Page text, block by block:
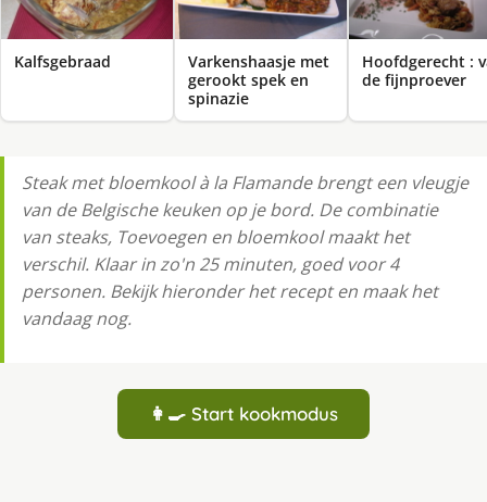
Kalfsgebraad
Varkenshaasje met
gerookt spek en
spinazie
Hoofdgerecht :
de fijnproever
Steak met bloemkool à la Flamande brengt een vleugje
van de Belgische keuken op je bord. De combinatie
van steaks, Toevoegen en bloemkool maakt het
verschil. Klaar in zo'n 25 minuten, goed voor 4
personen. Bekijk hieronder het recept en maak het
vandaag nog.
👩‍🍳 Start kookmodus